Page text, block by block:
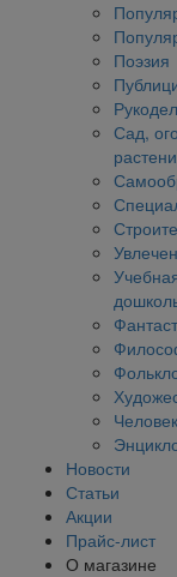
Поэзия
Сад,
Новости
Статьи
Акции
Прайс-лист
О магазине